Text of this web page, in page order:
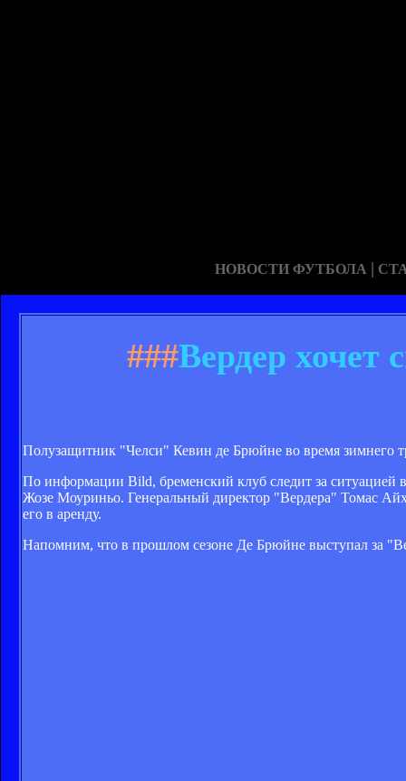
НОВОСТИ ФУТБОЛА |
###Вердер хочет
Полузащитник "Челси" Кевин де Брюйне во время зимнего
По информации Bild, бременский клуб следит за ситуацией
Жозе Моуриньо. Генеральный директор "Вердера" Томас
его в аренду.
Напомним, что в прошлом сезоне Де Брюйне выступал за